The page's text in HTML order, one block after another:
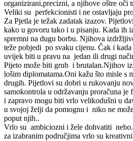
organizirani,precizni, a njihove oštre oči
Veliki su perfekcionisti i ne ostavljaju
Za Pjetla je težak zadatak izazov.
kako u govoru tako i u pisanju. Kada ih
spremni na dugu borbu. Njihova
teže pobjedi po svaku cijenu. Čak i
uvijek biti u pravu na jedan ili drugi
Pijeto može biti grub i brutalan.Njihov
lošim diplomatama.Oni kažu što misle s
drugih. Pijetlovi su dobri u rukovanju
samokontrola u održavanju proračuna je
i zapravo mogu biti vrlo velikodušni u
u svojoj želji da pomognu i niko ne
poput njih..
Vrlo su ambiciozni i žele dohvatiti
za izabranim područjima vrlo su